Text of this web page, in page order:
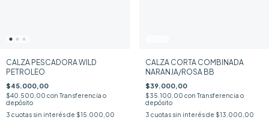
CALZA PESCADORA WILD
PETROLEO
$45.000,00
$40.500,00 con Transferencia o
depósito
3 cuotas sin interés de $15.000,00
CALZA CORTA COMBINADA
NARANJA/ROSA BB
$39.000,00
$35.100,00 con Transferencia o
depósito
3 cuotas sin interés de $13.000,00